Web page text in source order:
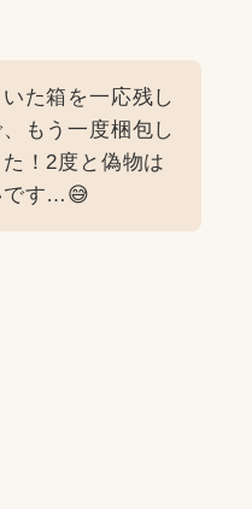
た箱を一応残し
もう一度梱包し
！2度と偽物は
です…😅